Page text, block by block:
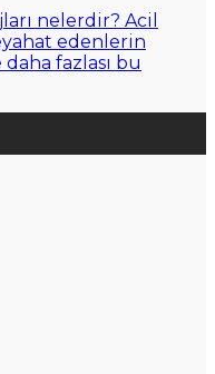
nelerdir? Acil
edenlerin
daha fazlası bu